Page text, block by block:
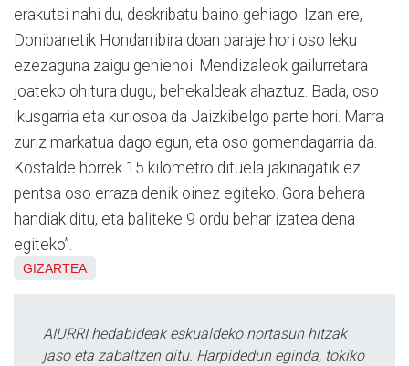
erakutsi nahi du, deskribatu baino gehiago. Izan ere,
Donibanetik Hondarribira doan paraje hori oso leku
ezezaguna zaigu gehienoi. Mendizaleok gailurretara
joateko ohitura dugu, behekaldeak ahaztuz. Bada, oso
ikusgarria eta kuriosoa da Jaizkibelgo parte hori. Marra
zuriz markatua dago egun, eta oso gomendagarria da.
Kostalde horrek 15 kilometro dituela jakinagatik ez
pentsa oso erraza denik oinez egiteko. Gora behera
handiak ditu, eta baliteke 9 ordu behar izatea dena
egiteko”.
GIZARTEA
AIURRI hedabideak eskualdeko nortasun hitzak
jaso eta zabaltzen ditu. Harpidedun eginda, tokiko